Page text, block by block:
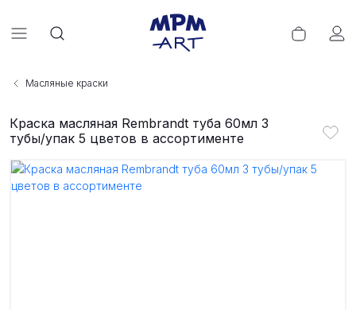
Масляные краски
Краска масляная Rembrandt туба 60мл 3
тубы/упак 5 цветов в ассортименте